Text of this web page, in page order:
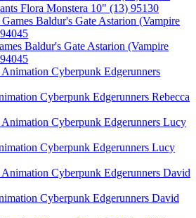
Flora Monstera 10" (13) 95130
Baldur's Gate Astarion (Vampire
Cyberpunk Edgerunners Rebecca
Cyberpunk Edgerunners Lucy
Cyberpunk Edgerunners David